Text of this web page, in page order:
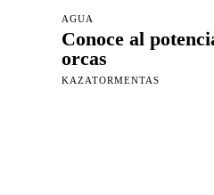
AGUA
Conoce al
orcas
KAZATORMENTAS